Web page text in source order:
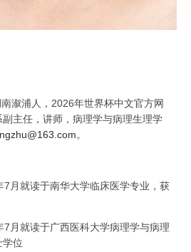
溆浦人，2026年世界杯中文官方网
主任，讲师，病理学与病理生理学
。
7月就读于南华大学临床医学专业，获
7月就读于广西医科大学病理学与病理
学位